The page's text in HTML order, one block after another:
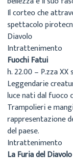
Il corteo che
spettacolo
Diavolo
Intrattenimento
Fuochi Fatui
h. 22.00 – P.zza
Leggendarie
luce nati dal fuoco
Trampolieri e
rappresentazione
del paese.
Intrattenimento
La Furia del Diavolo